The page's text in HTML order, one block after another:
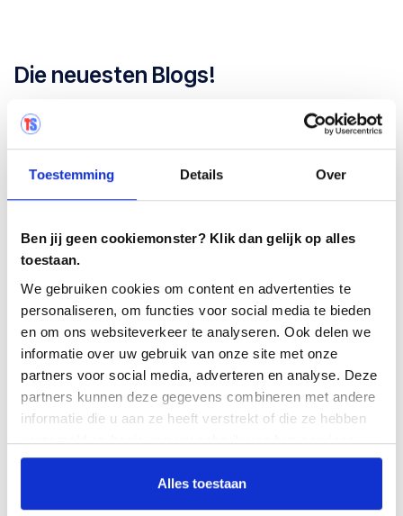
Toestemming Details Over
Ben jij geen cookiemonster? Klik dan gelijk op alles
toestaan.
We gebruiken cookies om content en advertenties te
personaliseren, om functies voor social media te bieden
en om ons websiteverkeer te analyseren. Ook delen we
informatie over uw gebruik van onze site met onze
partners voor social media, adverteren en analyse. Deze
partners kunnen deze gegevens combineren met andere
informatie die u aan ze heeft verstrekt of die ze hebben
verzameld op basis van uw gebruik van hun services.
Alles toestaan
Die neuesten Blogs!
Let's talk about test: Kevin Regts
Verknüpfung zwischen Testersuite Tosca
Lernen Sie in zweieinhalb Stunden strukturiertes
Sicheres Testen in der Cloud mit Datenspeicherung in
den Niederlanden
Blog-Übersicht
Möchten auch Sie die